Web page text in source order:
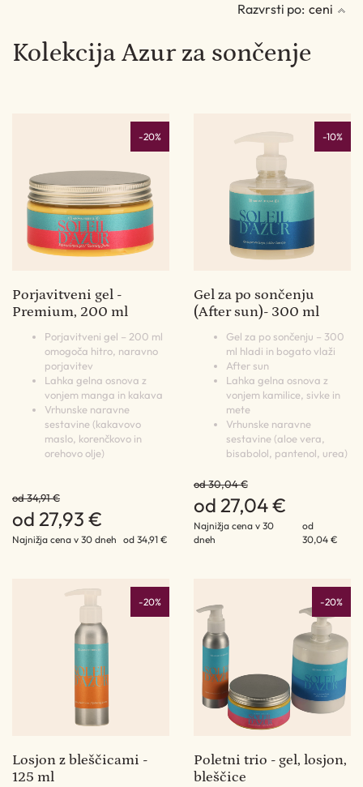
Razvrsti po: ceni
Kolekcija Azur za sončenje
-20%
Porjavitveni gel -
Premium, 200 ml
Porjavitveni gel – 200 ml
omogoča hitro, naravno
porjavitev
Lahka gelna osnova z
vonjem manga in kakava
Vrhunske naravne
sestavine (kakavovo
maslo, korenčkovo in
orehovo olje)
od 34,91 €
od 27,93 €
Najnižja cena v 30 dneh od 34,91 €
-10%
Gel za po sončenju
(After sun)- 300 ml
Gel za po sončenju – 300
ml hladi in bogato vlaži
After sun
Lahka gelna osnova z
vonjem kamilice, sivke in
mete
Vrhunske naravne
sestavine (aloe vera,
bisabolol, pantenol, urea)
od 30,04 €
od 27,04 €
Najnižja cena v 30
dneh
od
30,04 €
-20%
Losjon z bleščicami -
125 ml
-20%
Poletni trio - gel, losjon,
bleščice